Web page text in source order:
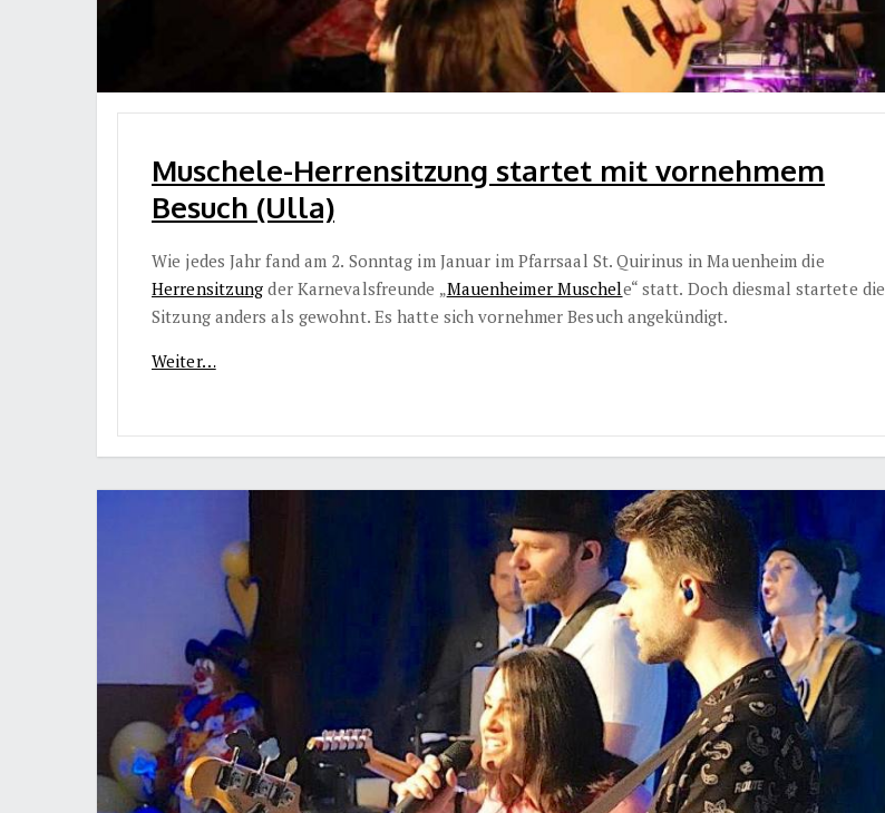
Muschele-Herrensitzung startet mit vornehmem
Besuch (Ulla)
Wie jedes Jahr fand am 2. Sonntag im Januar im Pfarrsaal St. Quirinus in Mauenheim die
Herrensitzung der Karnevalsfreunde „Mauenheimer Muschele“ statt. Doch diesmal startete die
Sitzung anders als gewohnt. Es hatte sich vornehmer Besuch angekündigt.
Weiter…